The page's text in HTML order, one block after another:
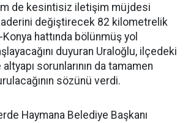
de kesintisiz iletişim müjdesi
değiştirecek 82 kilometrelik
Konya hattında bölünmüş yol
duyuran Uraloğlu, ilçedeki
sorunlarının da tamamen
sözünü verdi.
Haymana Belediye Başkanı